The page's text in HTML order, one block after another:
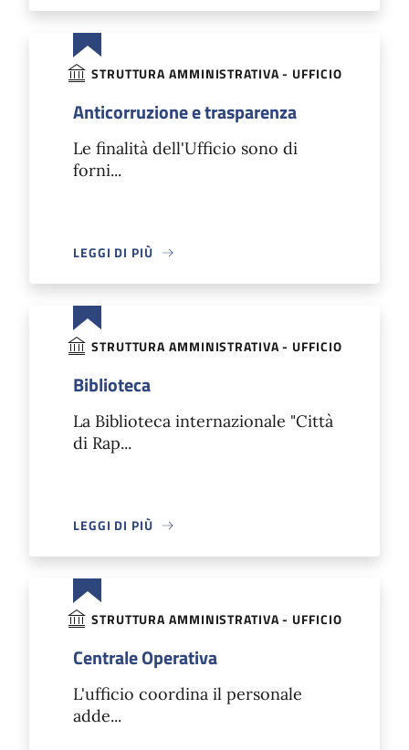
STRUTTURA AMMINISTRATIVA - UFFICIO
Anticorruzione e trasparenza
Le finalità dell'Ufficio sono di
forni...
LEGGI DI PIÙ
STRUTTURA AMMINISTRATIVA - UFFICIO
Biblioteca
La Biblioteca internazionale "Città
di Rap...
LEGGI DI PIÙ
STRUTTURA AMMINISTRATIVA - UFFICIO
Centrale Operativa
L'ufficio coordina il personale
adde...